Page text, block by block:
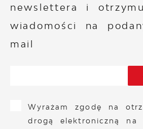
newslettera i
wiadomości na
mail
Wyrażam zgodę na
drogą elektroniczną na